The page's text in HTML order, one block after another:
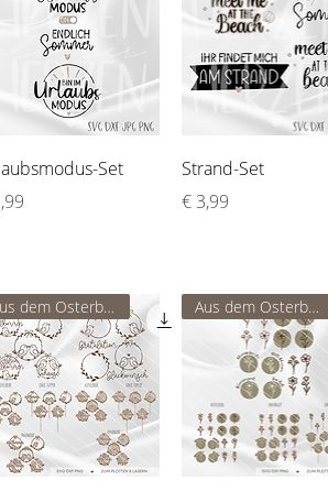
Schnellansicht
Set
Schnellansicht
Strand-Set
Preis
€ 3,99
Aus dem Osterbundle Aus dem Osterbundle